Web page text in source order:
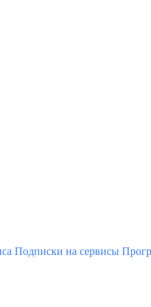
Подписки на сервисы